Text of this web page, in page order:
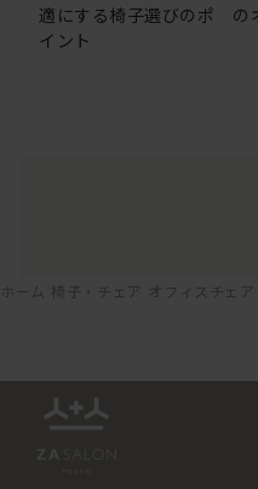
適にする椅子選びのポ
イント
の
ホーム 椅子・チェア オフィスチェ